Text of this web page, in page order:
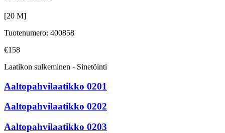
[20 M]
Tuotenumero: 400858
€158
Laatikon sulkeminen - Sinetöinti
Aaltopahvilaatikko 0201
Aaltopahvilaatikko 0202
Aaltopahvilaatikko 0203